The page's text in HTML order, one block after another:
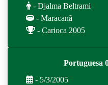
- Djalma Beltrami
- Maracanã
- Carioca 2005
Portuguesa
- 5/3/2005